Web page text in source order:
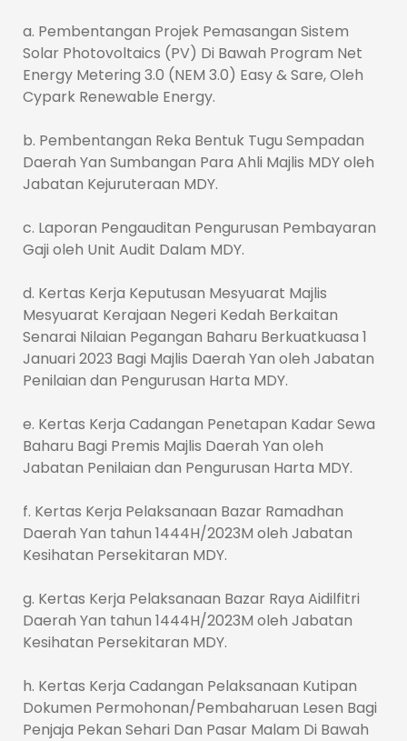
a. Pembentangan Projek Pemasangan Sistem
Solar Photovoltaics (PV) Di Bawah Program Net
Energy Metering 3.0 (NEM 3.0) Easy & Sare, Oleh
Cypark Renewable Energy.
b. Pembentangan Reka Bentuk Tugu Sempadan
Daerah Yan Sumbangan Para Ahli Majlis MDY oleh
Jabatan Kejuruteraan MDY.
c. Laporan Pengauditan Pengurusan Pembayaran
Gaji oleh Unit Audit Dalam MDY.
d. Kertas Kerja Keputusan Mesyuarat Majlis
Mesyuarat Kerajaan Negeri Kedah Berkaitan
Senarai Nilaian Pegangan Baharu Berkuatkuasa 1
Januari 2023 Bagi Majlis Daerah Yan oleh Jabatan
Penilaian dan Pengurusan Harta MDY.
e. Kertas Kerja Cadangan Penetapan Kadar Sewa
Baharu Bagi Premis Majlis Daerah Yan oleh
Jabatan Penilaian dan Pengurusan Harta MDY.
f. Kertas Kerja Pelaksanaan Bazar Ramadhan
Daerah Yan tahun 1444H/2023M oleh Jabatan
Kesihatan Persekitaran MDY.
g. Kertas Kerja Pelaksanaan Bazar Raya Aidilfitri
Daerah Yan tahun 1444H/2023M oleh Jabatan
Kesihatan Persekitaran MDY.
h. Kertas Kerja Cadangan Pelaksanaan Kutipan
Dokumen Permohonan/Pembaharuan Lesen Bagi
Penjaja Pekan Sehari Dan Pasar Malam Di Bawah